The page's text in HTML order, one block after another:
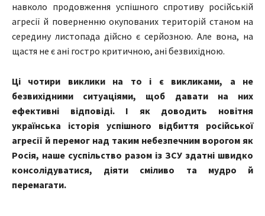
навколо продовження успішного спротиву російській
агресії й поверненню окупованих територій станом на
середину листопада дійсно є серйозною. Але вона, на
щастя не є ані гостро критичною, ані безвихідною.
Ці чотири виклики на то і є викликами, а не
безвихідними ситуаціями, щоб давати на них
ефективні відповіді. І як доводить новітня
українська історія успішного відбиття російської
агресії й перемог над таким небезпечним ворогом як
Росія, наше суспільство разом із ЗСУ здатні швидко
консолідуватися, діяти сміливо та мудро й
перемагати.